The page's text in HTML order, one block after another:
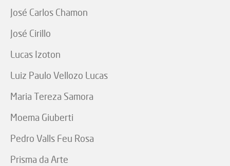
José Carlos Chamon
José Cirillo
Lucas Izoton
Luiz Paulo Vellozo Lucas
Maria Tereza Samora
Moema Giuberti
Pedro Valls Feu Rosa
Prisma da Arte